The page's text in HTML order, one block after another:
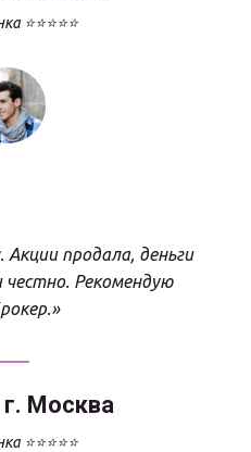
⭐⭐⭐⭐⭐
Акции продала, деньги
честно. Рекомендую
Москва
⭐⭐⭐⭐⭐